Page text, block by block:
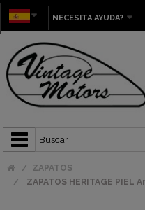
NECESITA AYUDA?
ZAPATOS
ZAPATOS HERITAGE PIEL